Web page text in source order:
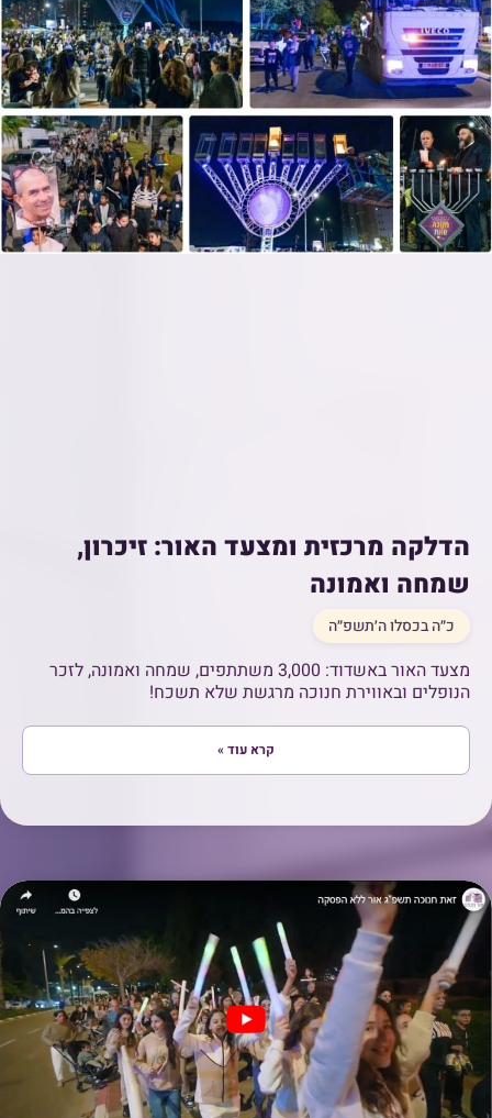
הדלקה מרכזית ומצעד האור: זיכרון,
שמחה ואמונה
כ״ה בכסלו ה׳תשפ״ה
מצעד האור באשדוד: 3,000 משתתפים, שמחה ואמונה, לזכר
הנופלים ובאווירת חנוכה מרגשת שלא תשכח!
קרא עוד »